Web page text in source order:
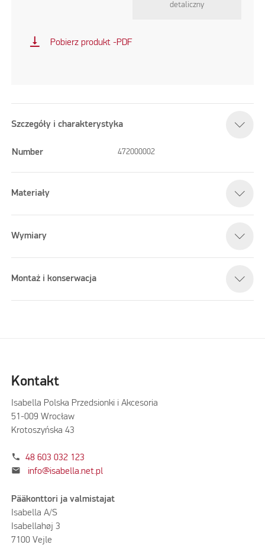
detaliczny
vertical_align_bottom Pobierz produkt -PDF
Szczegóły i charakterystyka
Number 472000002
Materiały
Wymiary
Montaż i konserwacja
Kontakt
Isabella Polska Przedsionki i Akcesoria
51-009 Wrocław
Krotoszyńska 43
phone 48 603 032 123
mail info@isabella.net.pl
Pääkonttori ja valmistajat
Isabella A/S
Isabellahøj 3
7100 Vejle